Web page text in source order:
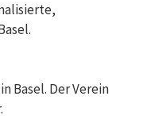
Basel. Der Verein